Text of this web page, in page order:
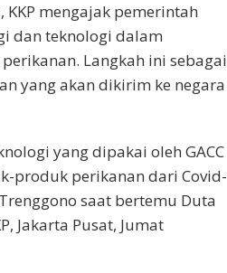
mengajak pemerintah
dan teknologi dalam
Langkah ini sebagai
yang akan dikirim ke negara
yang dipakai oleh GACC
produk perikanan dari Covid-
saat bertemu Duta
Jakarta Pusat, Jumat